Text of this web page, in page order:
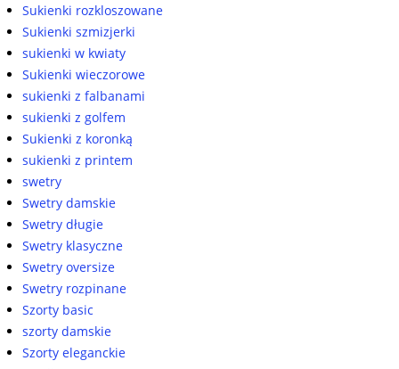
Sukienki rozkloszowane
Sukienki szmizjerki
sukienki w kwiaty
Sukienki wieczorowe
sukienki z falbanami
sukienki z golfem
Sukienki z koronką
sukienki z printem
swetry
Swetry damskie
Swetry długie
Swetry klasyczne
Swetry oversize
Swetry rozpinane
Szorty basic
szorty damskie
Szorty eleganckie